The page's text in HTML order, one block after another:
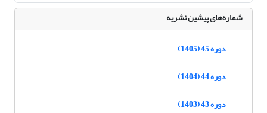
شماره‌های پیشین نشریه
دوره 45 (1405)
دوره 44 (1404)
دوره 43 (1403)